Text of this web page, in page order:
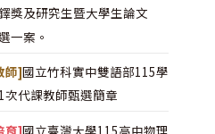
獎及研究生暨大學生論文
一案。
師]國立竹科實中雙語部115學
次代課教師甄選簡章
育]國立臺灣大學115高中物理